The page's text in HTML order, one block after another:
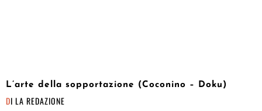
L’arte della sopportazione (Coconino – Doku)
DI LA REDAZIONE